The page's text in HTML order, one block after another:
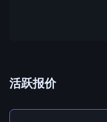
活跃报价